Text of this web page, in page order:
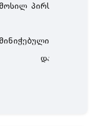
პირს
და